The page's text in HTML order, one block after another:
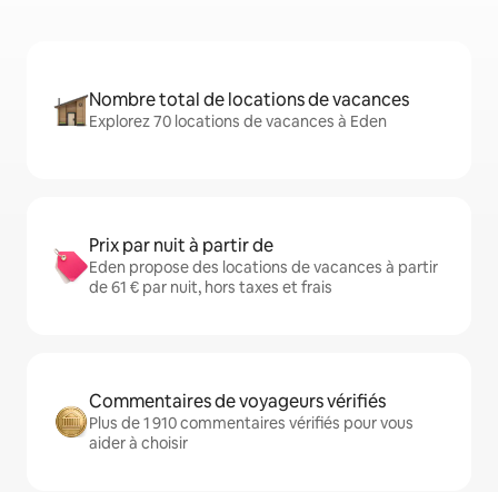
Nombre total de locations de vacances
Explorez 70 locations de vacances à Eden
Prix par nuit à partir de
Eden propose des locations de vacances à partir
de 61 € par nuit, hors taxes et frais
Commentaires de voyageurs vérifiés
Plus de 1 910 commentaires vérifiés pour vous
aider à choisir